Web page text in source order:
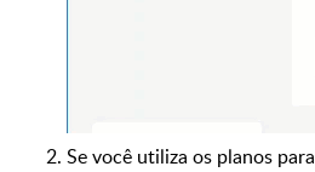
Se você utiliza os planos para